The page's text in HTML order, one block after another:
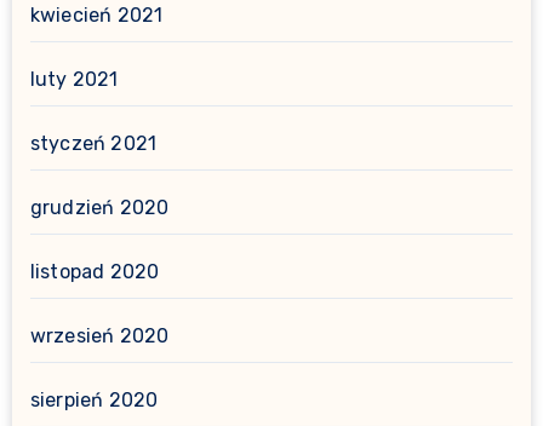
kwiecień 2021
luty 2021
styczeń 2021
grudzień 2020
listopad 2020
wrzesień 2020
sierpień 2020